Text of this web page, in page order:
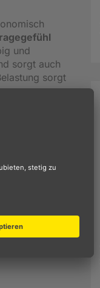
und
sorgt auch
sorgt
ein
schnelle,
anpassen,
sorgen